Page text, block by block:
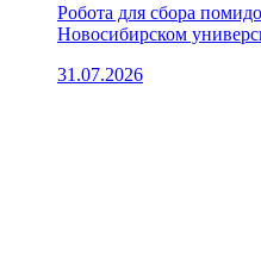
Робота для сбора
Новосибирском
31.07.2026